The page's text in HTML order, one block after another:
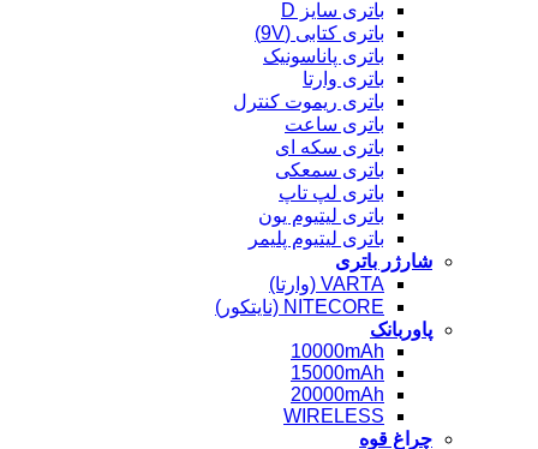
باتری سایز D
باتری کتابی (9V)
باتری پاناسونیک
باتری وارتا
باتری ریموت کنترل
باتری ساعت
باتری سکه ای
باتری سمعکی
باتری لپ تاپ
باتری لیتیوم یون
باتری لیتیوم پلیمر
شارژر باتری
VARTA (وارتا)
NITECORE (نایتکور)
پاوربانک
10000mAh
15000mAh
20000mAh
WIRELESS
چراغ قوه